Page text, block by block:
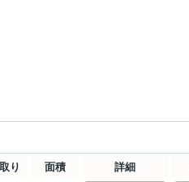
り 面積 詳細